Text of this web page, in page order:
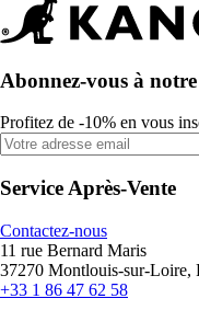
Abonnez-vous à
Profitez de -10% en vous
Service Après-Vente
Contactez-nous
11 rue Bernard Maris
37270 Montlouis-sur-Loire,
+33 1 86 47 62 58